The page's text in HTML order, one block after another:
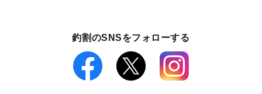
釣割のSNSをフォローする